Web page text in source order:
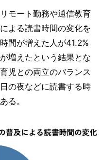
モート勤務や通信教育
よる読書時間の変化を
間が増えた人が41.2%
増えたという結果とな
児との両立のバランス
の夜などに読書する時
る。